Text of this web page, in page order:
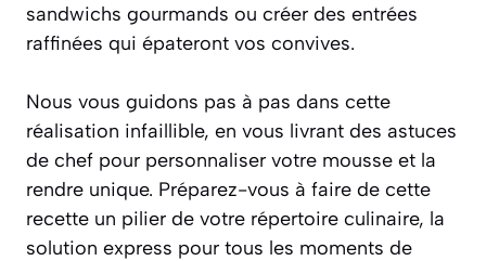
sandwichs gourmands ou créer des entrées
raffinées qui épateront vos convives.
Nous vous guidons pas à pas dans cette
réalisation infaillible, en vous livrant des astuces
de chef pour personnaliser votre mousse et la
rendre unique. Préparez-vous à faire de cette
recette un pilier de votre répertoire culinaire, la
solution express pour tous les moments de